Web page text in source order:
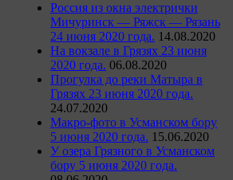
Россия из окна электрички
Мичуринск — Ряжск — Рязань
24 июня 2020 года. 14.08.2020
На вокзале в Грязях 23 июня
2020 года. 06.08.2020
Прогулка до реки Матыра в
Грязях 23 июня 2020 года.
24.07.2020
Макро-фото в Усманском бору
5 июня 2020 года. 15.06.2020
У озера Грязного в Усманском
бору 5 июня 2020 года.